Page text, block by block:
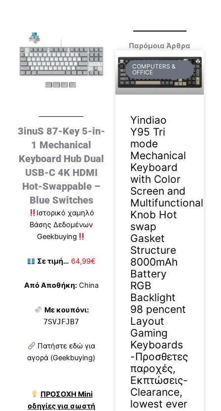
3inuS 87-Key 5-in-
1 Mechanical
Keyboard Hub Dual
USB-C 4K HDMI
Hot-Swappable –
Blue Switches
Ιστορικό χαμηλό
Βάσης Δεδομένων
Geekbuying
Σε τιμή… 64,99€
Από Αποθήκη:China
Με κουπόνι:
7SVJFJB7
Πατήστε εδώ για
αγορά (Geekbuying)
ΠΡΟΣΟΧΗ Mini
οδηγίες για σωστή
Παρόμοια Άρθρα
COMPUTERS &
OFFICE
Yindiao
Y95 Tri
mode
Mechanical
Keyboard
with Color
Screen and
Multifunctional
Knob Hot
swap
Gasket
Structure
8000mAh
Battery
RGB
Backlight
98 pencent
Layout
Gaming
Keyboards
-Προσθετες
παροχές,
Εκπτώσεις-
Clearance,
lowest ever